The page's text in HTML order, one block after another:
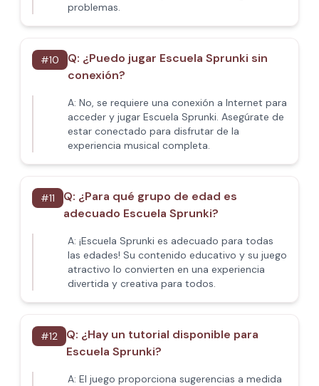
problemas.
#10 Q: ¿Puedo jugar Escuela Sprunki sin
conexión?
A: No, se requiere una conexión a Internet para
acceder y jugar Escuela Sprunki. Asegúrate de
estar conectado para disfrutar de la
experiencia musical completa.
#11 Q: ¿Para qué grupo de edad es
adecuado Escuela Sprunki?
A: ¡Escuela Sprunki es adecuado para todas
las edades! Su contenido educativo y su juego
atractivo lo convierten en una experiencia
divertida y creativa para todos.
#12 Q: ¿Hay un tutorial disponible para
Escuela Sprunki?
A: El juego proporciona sugerencias a medida